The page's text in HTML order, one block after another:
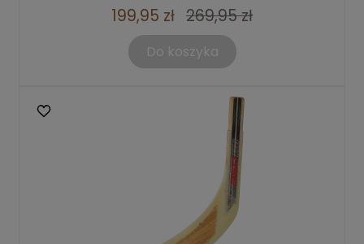
199,95 zł 269,95 zł
Do koszyka